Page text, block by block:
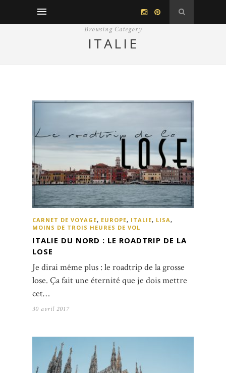
Browsing Category
ITALIE
CARNET DE VOYAGE, EUROPE, ITALIE, LISA,
MOINS DE TROIS HEURES DE VOL
ITALIE DU NORD : LE ROADTRIP DE LA
LOSE
Je dirai même plus : le roadtrip de la grosse
lose. Ça fait une éternité que je dois mettre
cet…
30 avril 2017